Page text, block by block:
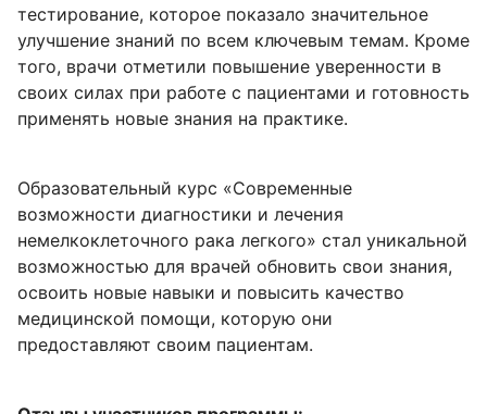
тестирование, которое показало значительное
улучшение знаний по всем ключевым темам. Кроме
того, врачи отметили повышение уверенности в
своих силах при работе с пациентами и готовность
применять новые знания на практике.
Образовательный курс «Cовременные
возможности диагностики и лечения
немелкоклеточного рака легкого» стал уникальной
возможностью для врачей обновить свои знания,
освоить новые навыки и повысить качество
медицинской помощи, которую они
предоставляют своим пациентам.